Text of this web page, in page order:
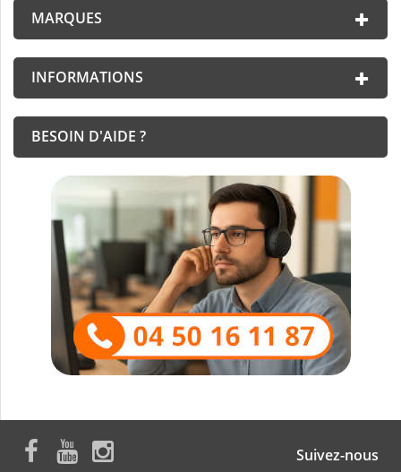
MARQUES
INFORMATIONS
BESOIN D'AIDE ?
Suivez-nous